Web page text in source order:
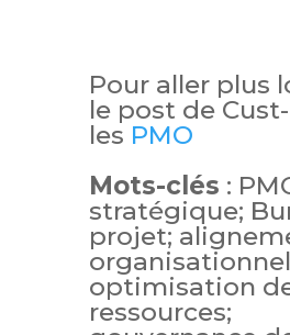
Pour aller plus
le post de
les PMO
Mots-clés :
stratégique;
projet;
optimisation
ressources;